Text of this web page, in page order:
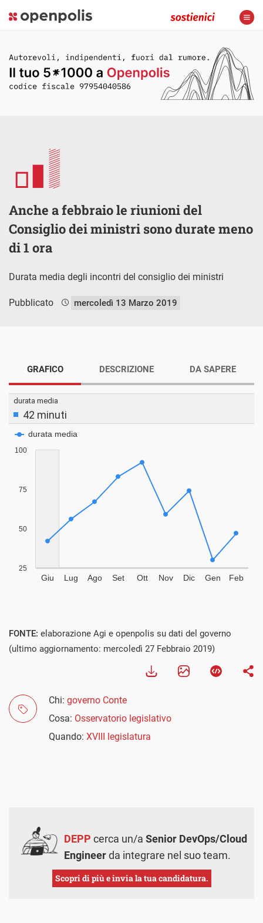
Anche a febbraio le riunioni del
Consiglio dei ministri sono durate meno
di 1 ora
Durata media degli incontri del consiglio dei ministri
Pubblicato mercoledì 13 Marzo 2019
GRAFICO DESCRIZIONE DA SAPERE
FONTE: elaborazione Agi e openpolis su dati del governo
(ultimo aggiornamento: mercoledì 27 Febbraio 2019)
Chi: governo Conte
Cosa: Osservatorio legislativo
Quando: XVIII legislatura
DEPP cerca un/a Senior DevOps/Cloud
Engineerda integrare nel suo team.
Scopri di più e invia la tua candidatura.